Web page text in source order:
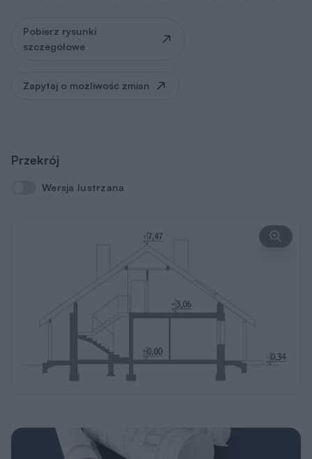
Pobierz rysunki
szczegółowe
Zapytaj o możliwość zmian
Przekrój
Wersja lustrzana
Wersja lustrzana